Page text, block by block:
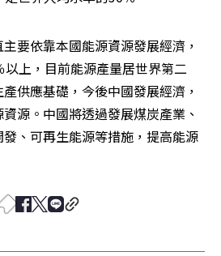
要依靠本國能源資源發展經濟，
上，目前能源產量居世界第二
供應基礎，今後中國發展經濟，
源。中國將透過發展煤炭產業、
、可再生能源等措施，提高能源